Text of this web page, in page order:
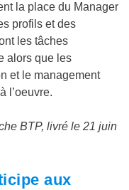
la place du Manager
profils et des
les tâches
alors que les
et le management
l’oeuvre.
BTP, livré le 21 juin
aux